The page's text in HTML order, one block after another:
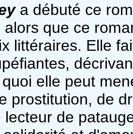
a débuté ce
alors que ce
littéraires. Elle
elle peut
prostitution, de
lecteur de